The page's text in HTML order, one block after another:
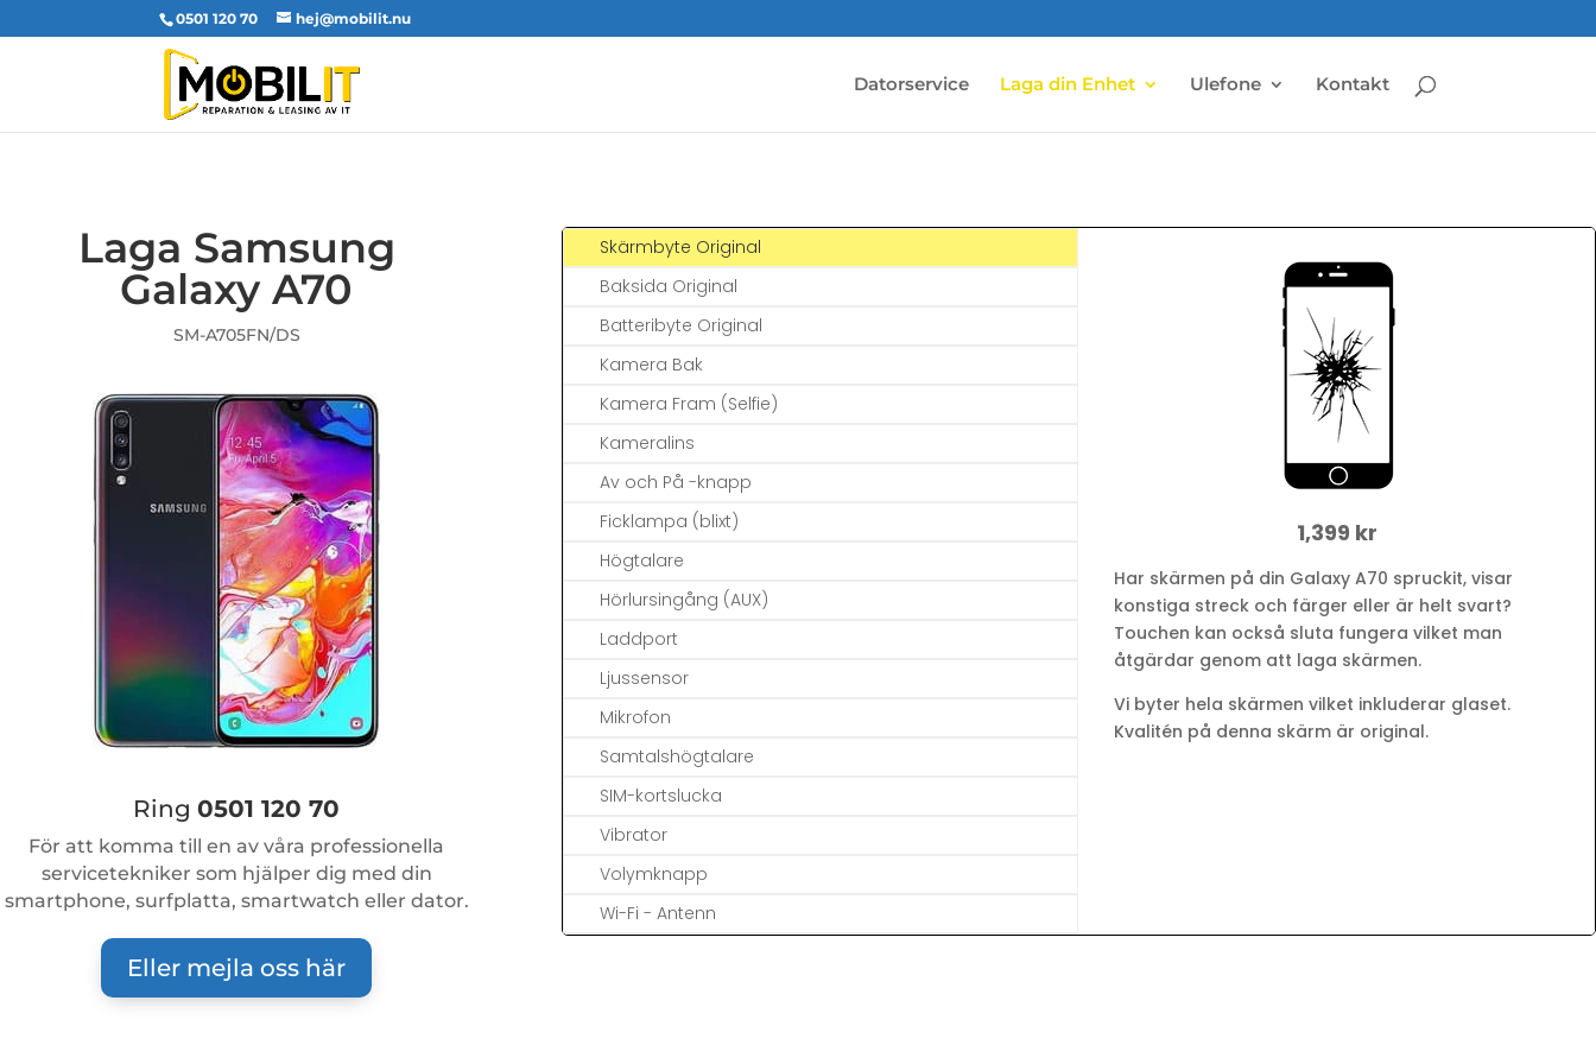
0501 120 70 hej@mobilit.nu
Datorservice Laga din Enhet Ulefone Kontakt
Laga Samsung
Galaxy A70
SM-A705FN/DS
Ring0501 120 70
För att komma till en av våra professionella
servicetekniker som hjälper dig med din
smartphone, surfplatta, smartwatch eller dator.
Eller mejla oss här
Skärmbyte Original
Baksida Original
Batteribyte Original
Kamera Bak
Kamera Fram (Selfie)
Kameralins
Av och På -knapp
Ficklampa (blixt)
Högtalare
Hörlursingång (AUX)
Laddport
Ljussensor
Mikrofon
Samtalshögtalare
SIM-kortslucka
Vibrator
Volymknapp
Wi-Fi - Antenn
1,399 kr
Har skärmen på din Galaxy A70 spruckit, visar
konstiga streck och färger eller är helt svart?
Touchen kan också sluta fungera vilket man
åtgärdar genom att laga skärmen.
Vi byter hela skärmen vilket inkluderar glaset.
Kvalitén på denna skärm är original.